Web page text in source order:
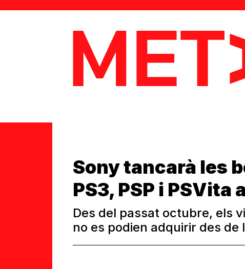
MetaData
Sony tancarà les
PS3, PSP i PSVita
Des del passat octubre, els
no es podien adquirir des de